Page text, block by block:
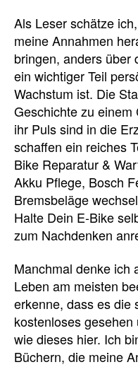
Als Leser schätze
meine Annahmen
bringen, anders über
ein wichtiger Teil
Wachstum ist. Die
Geschichte zu einem
ihr Puls sind in die
schaffen ein reiches
Bike Reparatur &
Akku Pflege, Bosch
Bremsbeläge
Halte Dein E-Bike
zum Nachdenken
Manchmal denke ich
Leben am meisten
erkenne, dass es die
kostenloses
wie dieses hier. Ich
Büchern, die meine